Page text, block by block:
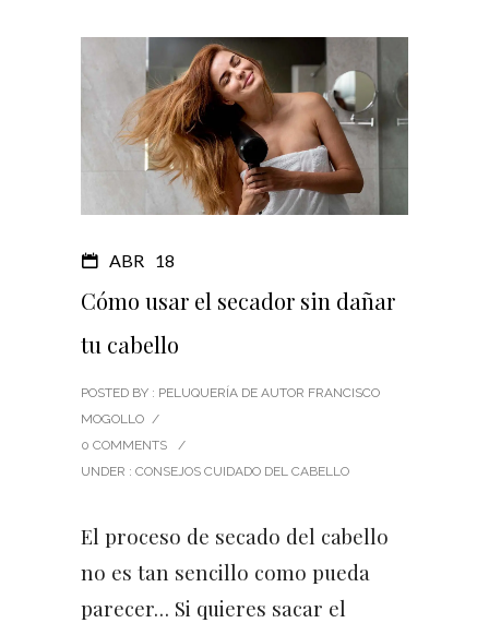
ABR 18
Cómo usar el secador sin dañar
tu cabello
POSTED BY : PELUQUERÍA DE AUTOR FRANCISCO
MOGOLLO /
0 COMMENTS
/
UNDER : CONSEJOS CUIDADO DEL CABELLO
El proceso de secado del cabello
no es tan sencillo como pueda
parecer… Si quieres sacar el